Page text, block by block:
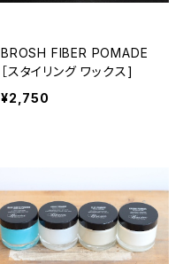
BROSH FIBER POMADE
［スタイリング ワックス]
¥2,750